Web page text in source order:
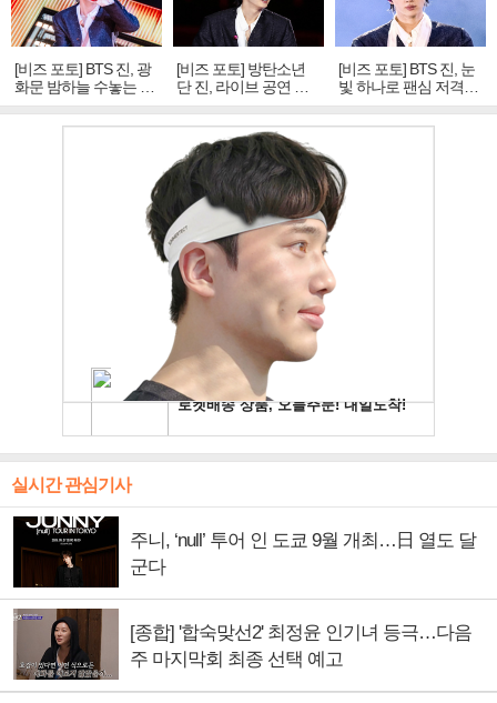
[비즈 포토] BTS 진, 광
화문 밤하늘 수놓는 '비
주얼 킹'의 열창
[비즈 포토] 방탄소년
단 진, 라이브 공연 중
빛나는 독보적 아우라
[비즈 포토] BTS 진, 눈
빛 하나로 팬심 저격…
독보적 카리스마
실시간 관심기사
주니, ‘null’ 투어 인 도쿄 9월 개최…日 열도 달
군다
[종합] '합숙맞선2' 최정윤 인기녀 등극…다음
주 마지막회 최종 선택 예고